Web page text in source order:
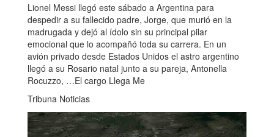
Lionel Messi llegó este sábado a Argentina para
despedir a su fallecido padre, Jorge, que murió en la
madrugada y dejó al ídolo sin su principal pilar
emocional que lo acompañó toda su carrera. En un
avión privado desde Estados Unidos el astro argentino
llegó a su Rosario natal junto a su pareja, Antonella
Rocuzzo, …El cargo Llega Me
Tribuna Noticias